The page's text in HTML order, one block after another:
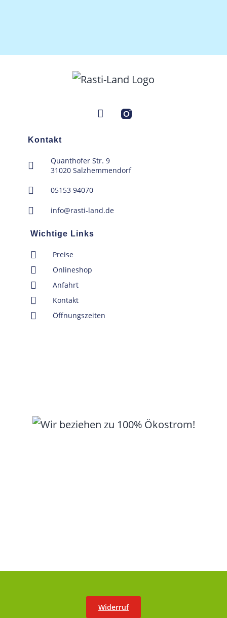
Kontakt
Quanthofer Str. 9
31020 Salzhemmendorf
05153 94070
info@rasti-land.de
Wichtige Links
Preise
Onlineshop
Anfahrt
Kontakt
Öffnungszeiten
Widerruf